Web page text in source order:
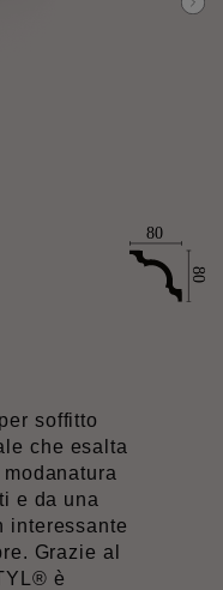
soffitto
che esalta
e da una
interessante
Grazie al
è